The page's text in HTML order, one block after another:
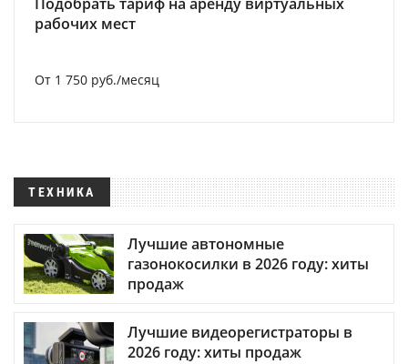
рабочих мест
От 1 750 руб./месяц
ТЕХНИКА
Лучшие автономные
газонокосилки в 2026 году: хиты
продаж
Лучшие видеорегистраторы в
2026 году: хиты продаж